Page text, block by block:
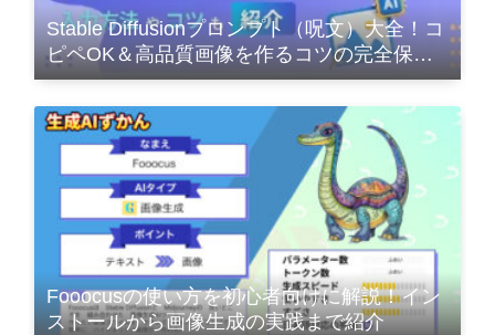
Stable Diffusionプロンプト（呪文）大全！コ
ピペOK＆高品質画像を作るコツの完全保存
版
Fooocusの使い方を初心者向けに解説！イン
ストールから画像生成の実践まで紹介